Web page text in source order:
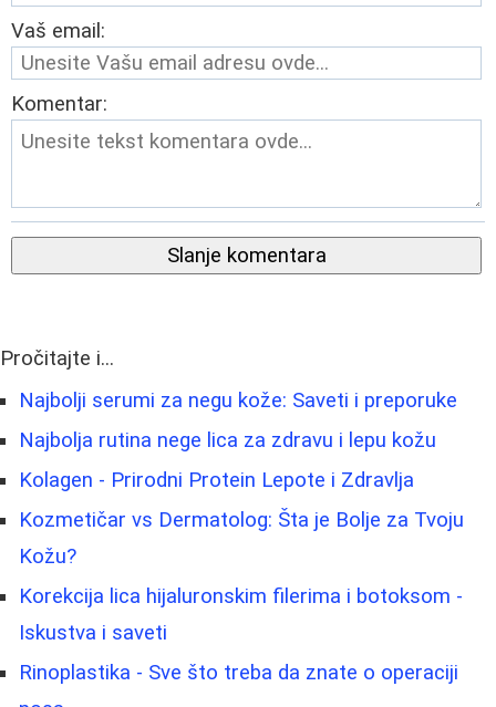
Vaš email:
Komentar:
Slanje komentara
Pročitajte i...
Najbolji serumi za negu kože: Saveti i preporuke
Najbolja rutina nege lica za zdravu i lepu kožu
Kolagen - Prirodni Protein Lepote i Zdravlja
Kozmetičar vs Dermatolog: Šta je Bolje za Tvoju
Kožu?
Korekcija lica hijaluronskim filerima i botoksom -
Iskustva i saveti
Rinoplastika - Sve što treba da znate o operaciji